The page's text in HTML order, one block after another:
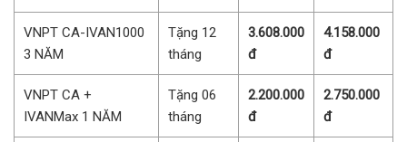
VNPT CA-IVAN1000
3 NĂM
Tặng 12
tháng
3.608.000
đ
4.158.000
đ
VNPT CA +
IVANMax 1 NĂM
Tặng 06
tháng
2.200.000
đ
2.750.000
đ